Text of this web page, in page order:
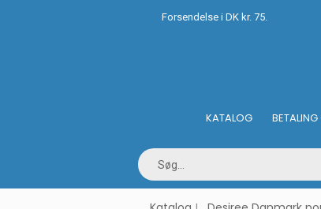
Forsendelse i DK kr. 75.
KATALOG